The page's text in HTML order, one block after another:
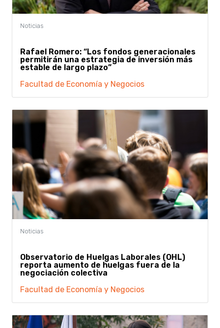
Rafael Romero: “Los fondos generacionales
permitirán una estrategia de inversión más
estable de largo plazo”
Facultad de Economía y Negocios
Observatorio de Huelgas Laborales (OHL)
reporta aumento de huelgas fuera de la
negociación colectiva
Facultad de Economía y Negocios